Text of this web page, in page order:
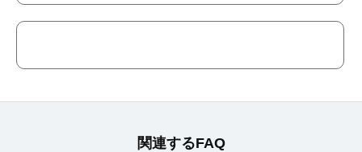
関連するFAQ